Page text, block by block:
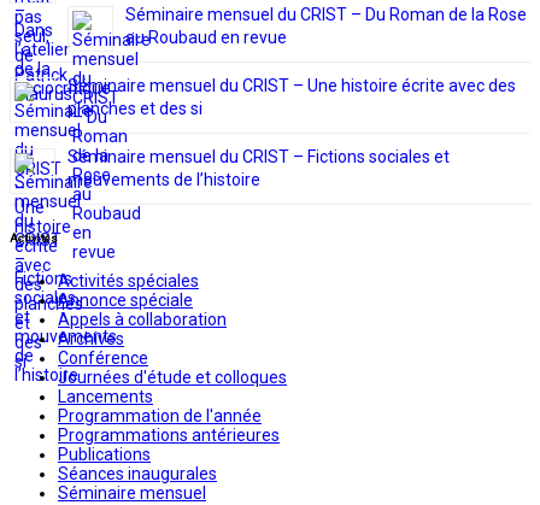
Séminaire mensuel du CRIST – Du Roman de la Rose
au Roubaud en revue
Séminaire mensuel du CRIST – Une histoire écrite avec des
planches et des si
Séminaire mensuel du CRIST – Fictions sociales et
mouvements de l’histoire
Activités
Activités spéciales
Annonce spéciale
Appels à collaboration
Archives
Conférence
Journées d'étude et colloques
Lancements
Programmation de l'année
Programmations antérieures
Publications
Séances inaugurales
Séminaire mensuel